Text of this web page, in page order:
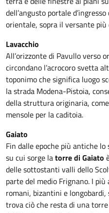
dell’angusto portale
orientale, sopra il versante più
Lavacchio
All’orizzonte di Pavullo verso
circondano l’acrocoro svetta
toponimo che significa luogo
la strada Modena-Pistoia,
della struttura originaria,
mensole per la caditoia.
Gaiato
Fin dalle epoche più antiche
su cui sorge latorre di Gaiato
delle sottostanti valli dello
parte del medio Frignano. I
romani, bizantini e longobardi,
trova ciò che resta di una